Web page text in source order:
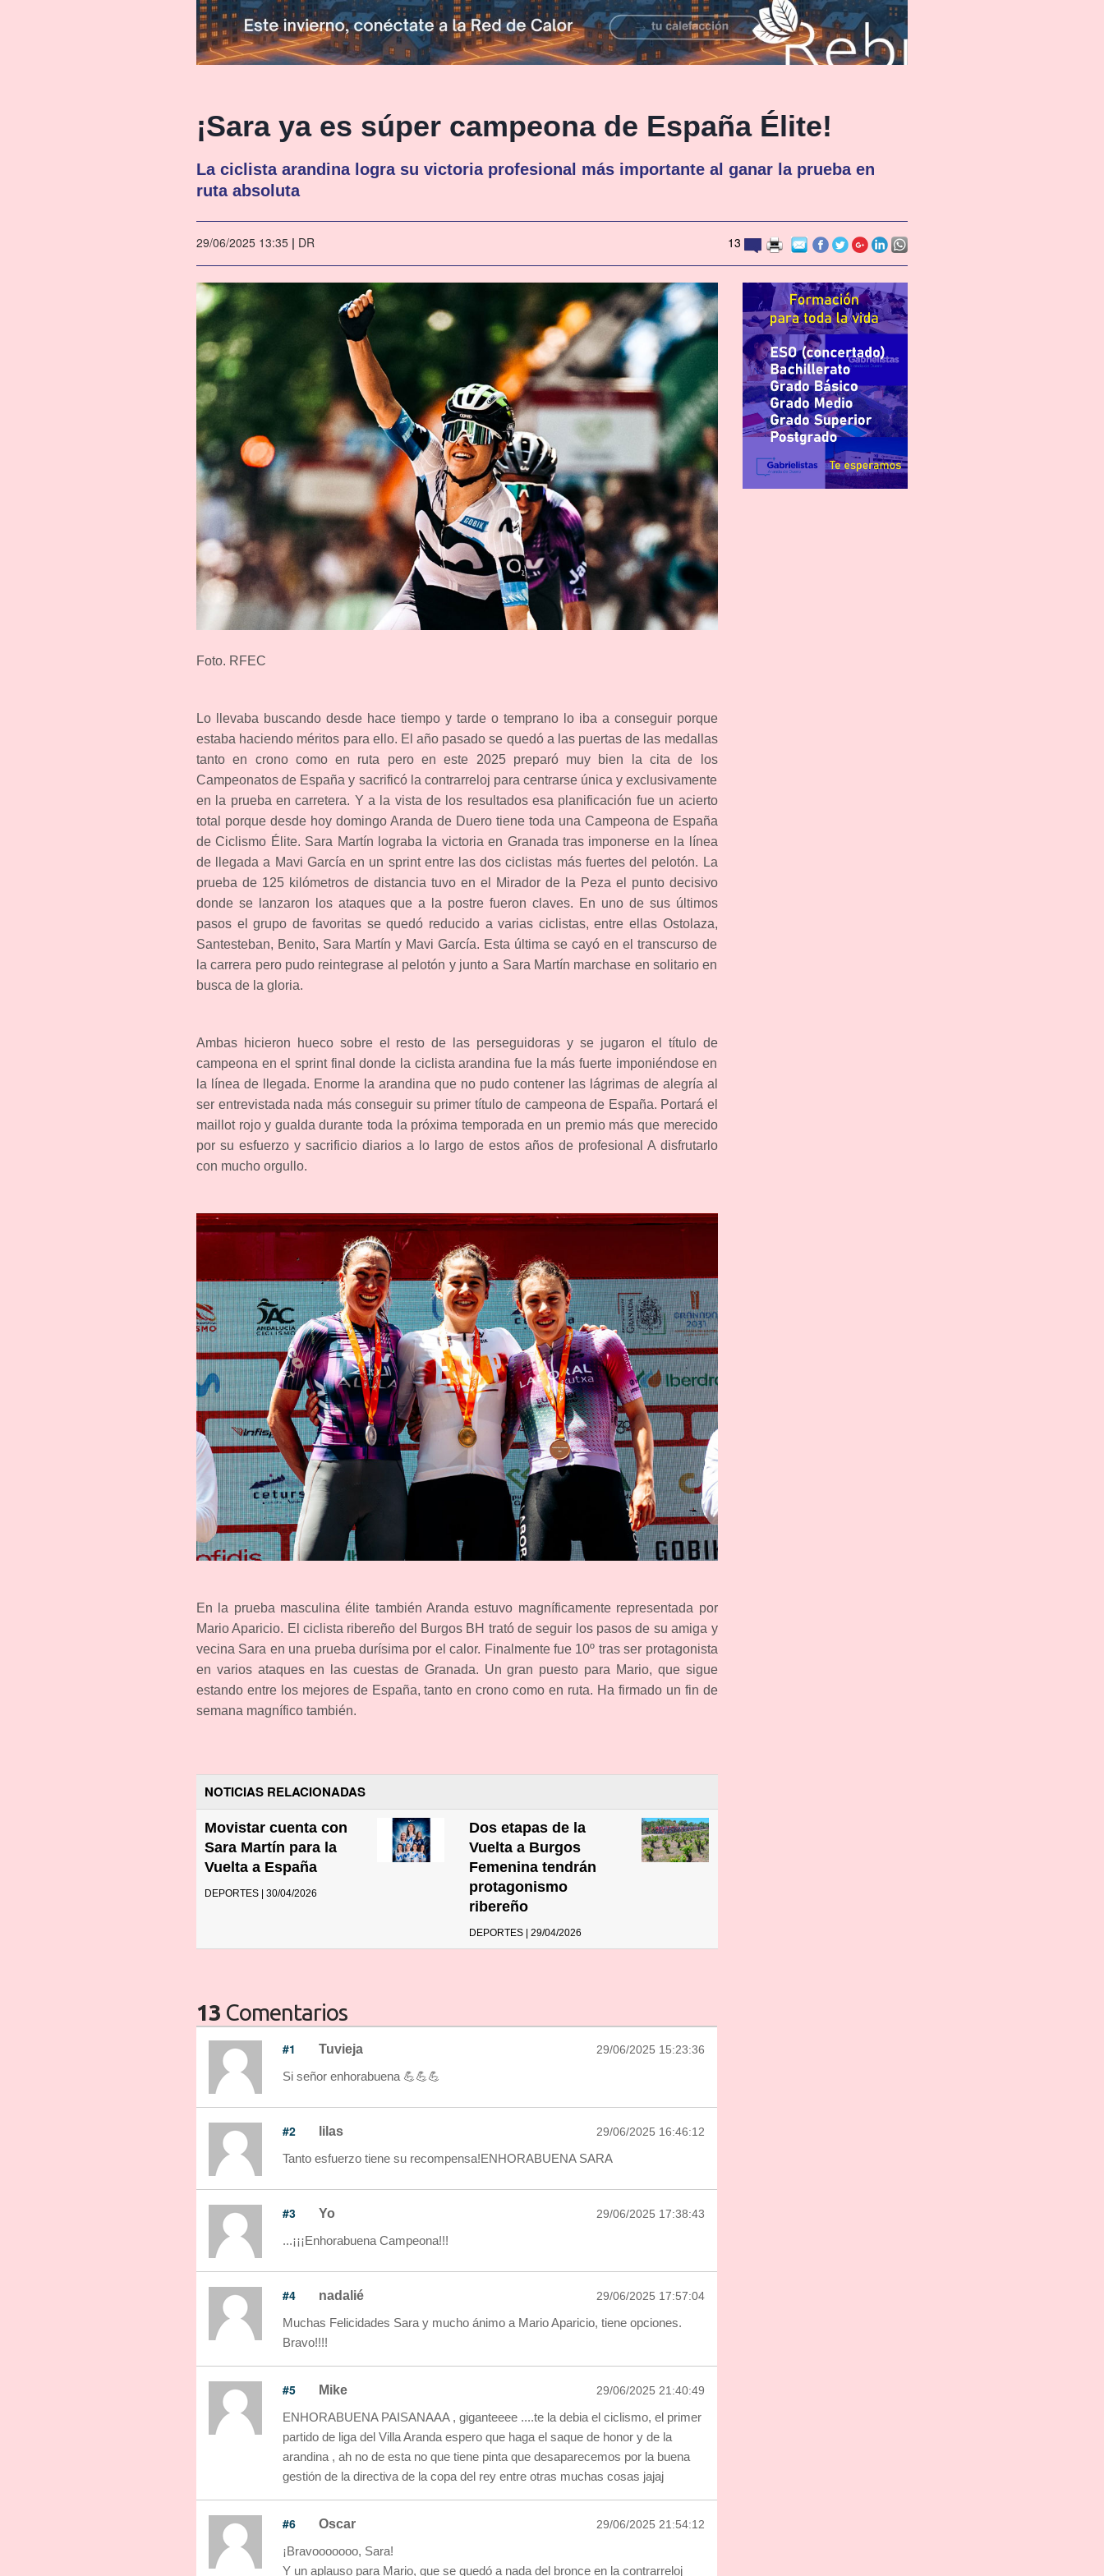
¡Sara ya es súper campeona de España Élite!
La ciclista arandina logra su victoria profesional más importante al ganar la prueba en
ruta absoluta
29/06/2025 13:35 | DR 13
Foto. RFEC
Lo llevaba buscando desde hace tiempo y tarde o temprano lo iba a conseguir porque
estaba haciendo méritos para ello. El año pasado se quedó a las puertas de las medallas
tanto en crono como en ruta pero en este 2025 preparó muy bien la cita de los
Campeonatos de España y sacrificó la contrarreloj para centrarse única y exclusivamente
en la prueba en carretera. Y a la vista de los resultados esa planificación fue un acierto
total porque desde hoy domingo Aranda de Duero tiene toda una Campeona de España
de Ciclismo Élite. Sara Martín lograba la victoria en Granada tras imponerse en la línea
de llegada a Mavi García en un sprint entre las dos ciclistas más fuertes del pelotón. La
prueba de 125 kilómetros de distancia tuvo en el Mirador de la Peza el punto decisivo
donde se lanzaron los ataques que a la postre fueron claves. En uno de sus últimos
pasos el grupo de favoritas se quedó reducido a varias ciclistas, entre ellas Ostolaza,
Santesteban, Benito, Sara Martín y Mavi García. Esta última se cayó en el transcurso de
la carrera pero pudo reintegrase al pelotón y junto a Sara Martín marchase en solitario en
busca de la gloria.
Ambas hicieron hueco sobre el resto de las perseguidoras y se jugaron el título de
campeona en el sprint final donde la ciclista arandina fue la más fuerte imponiéndose en
la línea de llegada. Enorme la arandina que no pudo contener las lágrimas de alegría al
ser entrevistada nada más conseguir su primer título de campeona de España. Portará el
maillot rojo y gualda durante toda la próxima temporada en un premio más que merecido
por su esfuerzo y sacrificio diarios a lo largo de estos años de profesional A disfrutarlo
con mucho orgullo.
En la prueba masculina élite también Aranda estuvo magníficamente representada por
Mario Aparicio. El ciclista ribereño del Burgos BH trató de seguir los pasos de su amiga y
vecina Sara en una prueba durísima por el calor. Finalmente fue 10º tras ser protagonista
en varios ataques en las cuestas de Granada. Un gran puesto para Mario, que sigue
estando entre los mejores de España, tanto en crono como en ruta. Ha firmado un fin de
semana magnífico también.
NOTICIAS RELACIONADAS
Movistar cuenta con
Sara Martín para la
Vuelta a España
DEPORTES | 30/04/2026
Dos etapas de la
Vuelta a Burgos
Femenina tendrán
protagonismo
ribereño
DEPORTES | 29/04/2026
13 Comentarios
#1 Tuvieja 29/06/2025 15:23:36
Si señor enhorabuena 💪💪💪
#2 lilas 29/06/2025 16:46:12
Tanto esfuerzo tiene su recompensa!ENHORABUENA SARA
#3 Yo 29/06/2025 17:38:43
...¡¡¡Enhorabuena Campeona!!!
#4 nadalié 29/06/2025 17:57:04
Muchas Felicidades Sara y mucho ánimo a Mario Aparicio, tiene opciones.
Bravo!!!!
#5 Mike 29/06/2025 21:40:49
ENHORABUENA PAISANAAA , giganteeee ....te la debia el ciclismo, el primer
partido de liga del Villa Aranda espero que haga el saque de honor y de la
arandina , ah no de esta no que tiene pinta que desaparecemos por la buena
gestión de la directiva de la copa del rey entre otras muchas cosas jajaj
#6 Oscar 29/06/2025 21:54:12
¡Bravooooooo, Sara!
Y un aplauso para Mario, que se quedó a nada del bronce en la contrarreloj